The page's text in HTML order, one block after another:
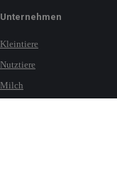
Unternehmen
Kleintiere
Nutztiere
Milch